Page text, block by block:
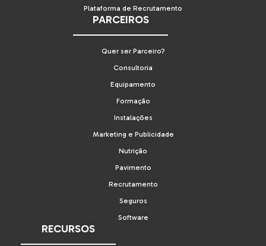
Plataforma de Recrutamento
PARCEIROS
Quer ser Parceiro?
Consultoria
Equipamento
Formação
Instalações
Marketing e Publicidade
Nutrição
Pavimento
Recrutamento
Seguros
Software
RECURSOS